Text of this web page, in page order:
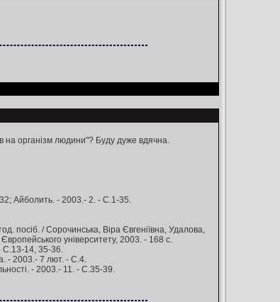
на організм людини"? Буду дуже вдячна.
Айболить. - 2003.- 2. - С.1-35.
посіб. / Сорочинська, Віра Євгеніївна, Удалова,
університету, 2003. - 168 с.
С.13-14, 35-36.
- 2003.- 7 лют. - С.4.
- 2003.- 11. - С.35-39.